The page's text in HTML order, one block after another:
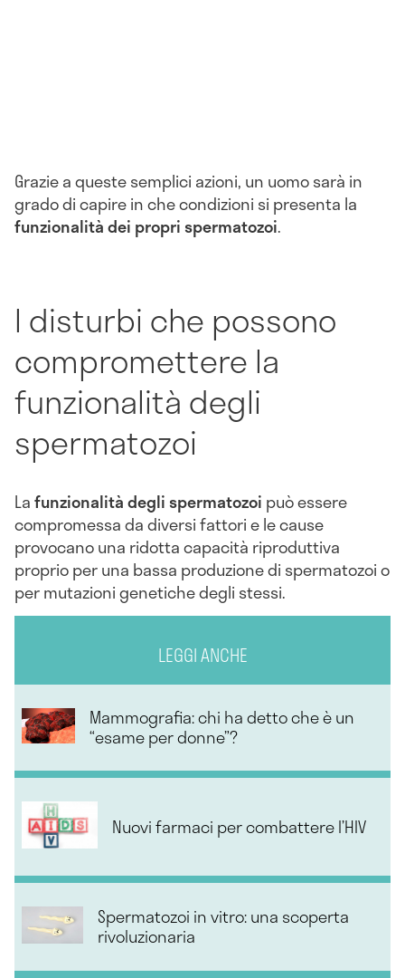
Grazie a queste semplici azioni, un uomo sarà in
grado di capire in che condizioni si presenta la
funzionalità dei propri spermatozoi.
I disturbi che possono
compromettere la
funzionalità degli
spermatozoi
Lafunzionalità degli spermatozoi può essere
compromessa da diversi fattori e le cause
provocano una ridotta capacità riproduttiva
proprio per una bassa produzione di spermatozoi o
per mutazioni genetiche degli stessi.
LEGGI ANCHE
Mammografia: chi ha detto che è un
“esame per donne”?
Nuovi farmaci per combattere l’HIV
Spermatozoi in vitro: una scoperta
rivoluzionaria